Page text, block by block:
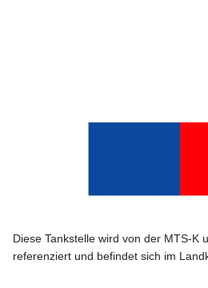
Diese Tankstelle wird von der MTS-K
referenziert und befindet sich im